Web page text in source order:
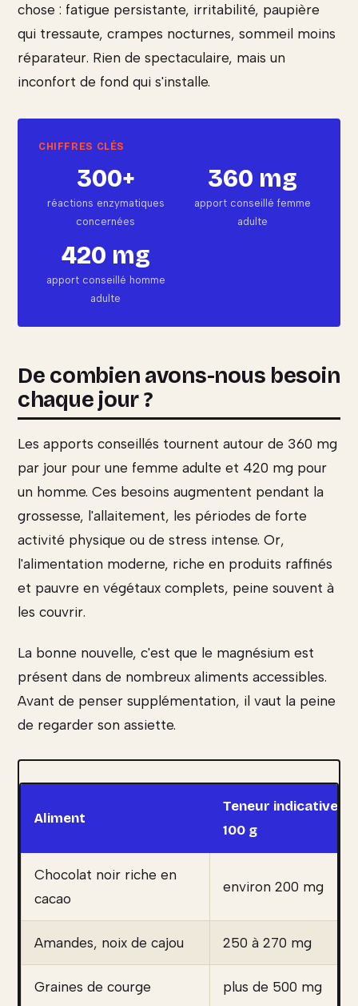
chose : fatigue persistante, irritabilité, paupière
qui tressaute, crampes nocturnes, sommeil moins
réparateur. Rien de spectaculaire, mais un
inconfort de fond qui s'installe.
300+
réactions enzymatiques
concernées
360 mg
apport conseillé femme
adulte
420 mg
apport conseillé homme
adulte
De combien avons-nous besoin
chaque jour ?
Les apports conseillés tournent autour de 360 mg
par jour pour une femme adulte et 420 mg pour
un homme. Ces besoins augmentent pendant la
grossesse, l'allaitement, les périodes de forte
activité physique ou de stress intense. Or,
l'alimentation moderne, riche en produits raffinés
et pauvre en végétaux complets, peine souvent à
les couvrir.
La bonne nouvelle, c'est que le magnésium est
présent dans de nombreux aliments accessibles.
Avant de penser supplémentation, il vaut la peine
de regarder son assiette.
Aliment
Teneur indicative
100 g
Chocolat noir riche en
cacao
environ 200 mg
Amandes, noix de cajou 250 à 270 mg
Graines de courge plus de 500 mg